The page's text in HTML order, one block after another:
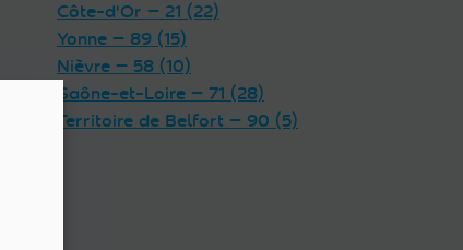
Côte-d'Or — 21 (22)
Yonne — 89 (15)
Nièvre — 58 (10)
Saône-et-Loire — 71 (28)
Territoire de Belfort — 90 (5)